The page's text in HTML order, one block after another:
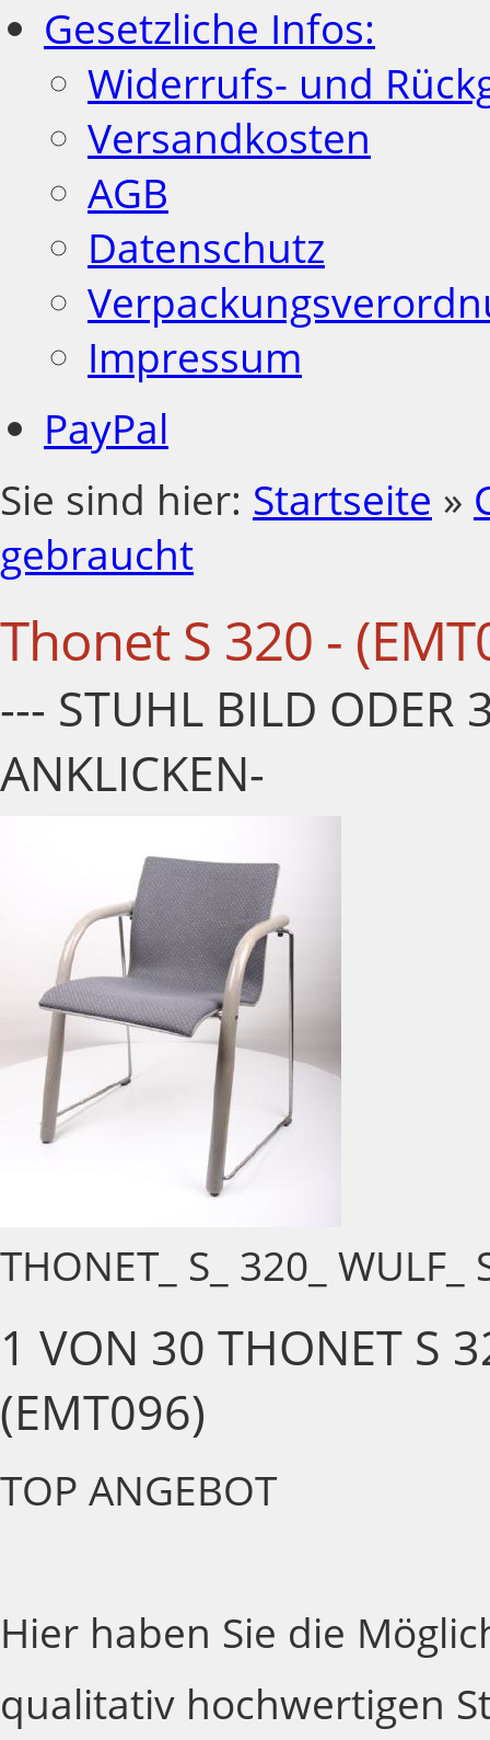
Gesetzliche Infos:
Widerrufs- und
Versandkosten
AGB
Datenschutz
Impressum
PayPal
Sie sind hier: Startseite »
gebraucht
Thonet S 320 -
--- STUHL BILD ODER
ANKLICKEN-
THONET_ S_ 320_ WULF_
1 VON 30 THONET S
(EMT096)
TOP ANGEBOT
Hier haben Sie die
qualitativ hochwertigen